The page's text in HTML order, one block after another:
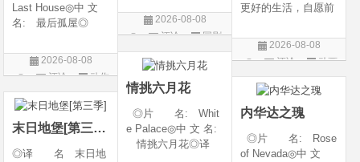
产 地 中国大陆
◎类 别 剧情 /
言 汉语普通话◎上
映日期 2026-07
2026-08-08
评论
国剧
更好的生活，自愿前
核，最终被墨大夫收
入门下。 墨大夫一
养、传授医术，让韩
立对他非常感激，但
随着一同入
2026-08-08
评论
动画
片
Last House◎中 文
名: 最后孤屋◎
Eleven Eight One S
even◎年 代: 2
国 / 法国 / 美国◎
类 别: 动作 /
2026-08-08
评论
动作
片
情挑六月花
◎片 名: Whit
e Palace◎中 文 名:
情挑六月花◎译
内华达之瑰
◎片 名: Rose
of Nevada◎中 文
末日地堡[第三季]
◎译 名 末日地